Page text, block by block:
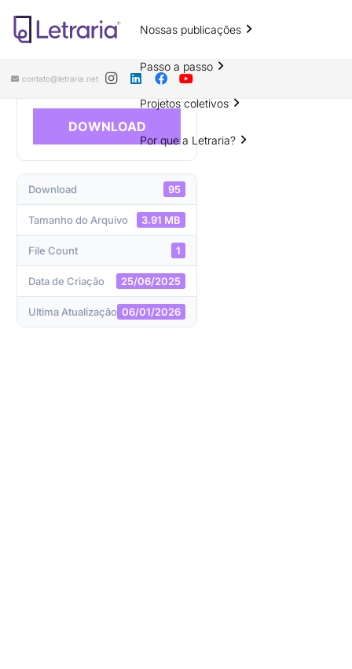
Nossas publicações
Passo a passo
Projetos coletivos
Por que a Letraria?
contato@letraria.net
Amor de avó é assim, feito touca de
DOWNLOAD
Download 95
Tamanho do Arquivo 3.91 MB
File Count 1
Data de Criação 25/06/2025
Ultima Atualização 06/01/2026